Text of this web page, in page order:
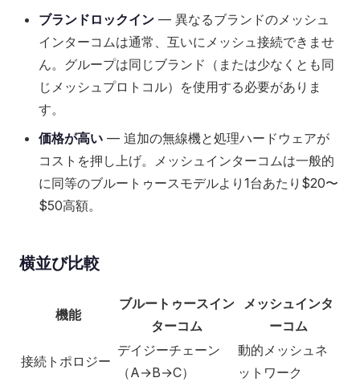
ブランドロックイン — 異なるブランドのメッシュ
インターコムは通常、互いにメッシュ接続できませ
ん。グループは同じブランド（または少なくとも同
じメッシュプロトコル）を使用する必要がありま
す。
価格が高い — 追加の無線機と処理ハードウェアが
コストを押し上げ。メッシュインターコムは一般的
に同等のブルートゥースモデルより1台あたり$20〜
$50高額。
横並び比較
機能
ブルートゥースイン
ターコム
メッシュインタ
ーコム
接続トポロジー
デイジーチェーン
（A→B→C）
動的メッシュネ
ットワーク